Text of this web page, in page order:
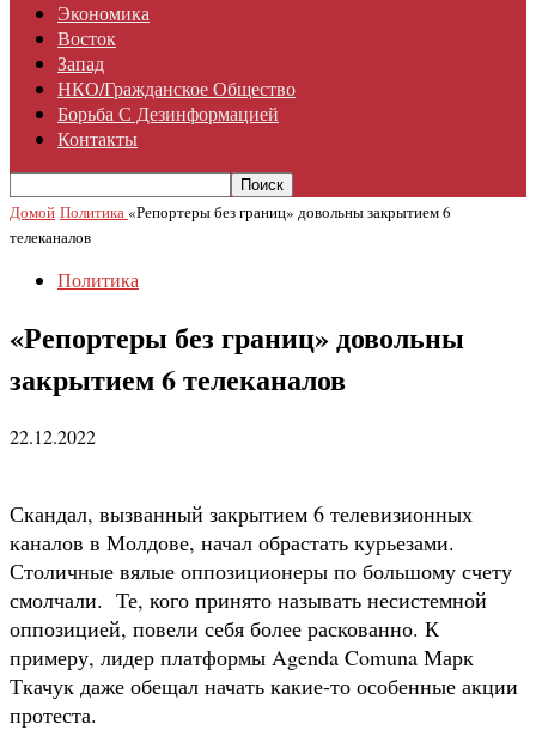
Экономика
Восток
Запад
НКО/гражданское Общество
Борьба С Дезинформацией
Контакты
Домой Политика «Репортеры без границ» довольны закрытием 6
телеканалов
Политика
«Репортеры без границ» довольны
закрытием 6 телеканалов
22.12.2022
Скандал, вызванный закрытием 6 телевизионных
каналов в Молдове, начал обрастать курьезами.
Столичные вялые оппозиционеры по большому счету
смолчали. Те, кого принято называть несистемной
оппозицией, повели себя более раскованно. К
примеру, лидер платформы Agenda Comuna Марк
Ткачук даже обещал начать какие-то особенные акции
протеста.